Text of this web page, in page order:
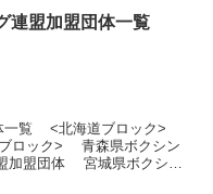
連盟加盟団体一覧
体一覧 <北海道ブロック>
ロック> 青森県ボクシン
加盟団体 宮城県ボクシン